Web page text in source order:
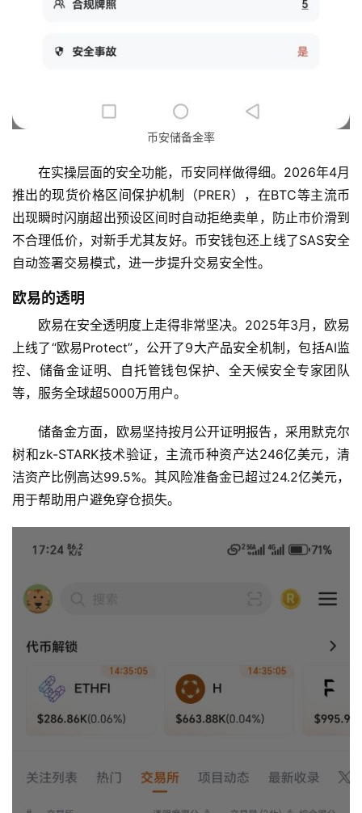
币安储备金率
在实操层面的安全功能，币安同样做得细。2026年4月
推出的现货价格区间保护机制（PRER），在BTC等主流币
出现瞬时闪崩超出预设区间时自动拒绝卖单，防止市价滑到
不合理低价，对新手尤其友好。币安钱包还上线了SAS安全
自动签署交易模式，进一步提升交易安全性。
欧易的透明
欧易在安全透明度上走得非常坚决。2025年3月，欧易
上线了“欧易Protect”，公开了9大产品安全机制，包括AI监
控、储备金证明、自托管钱包保护、全天候安全专家团队
等，服务全球超5000万用户。
储备金方面，欧易坚持按月公开证明报告，采用默克尔
树和zk-STARK技术验证，主流币种资产达246亿美元，清
洁资产比例高达99.5%。其风险准备金已超过24.2亿美元，
用于帮助用户避免穿仓损失。